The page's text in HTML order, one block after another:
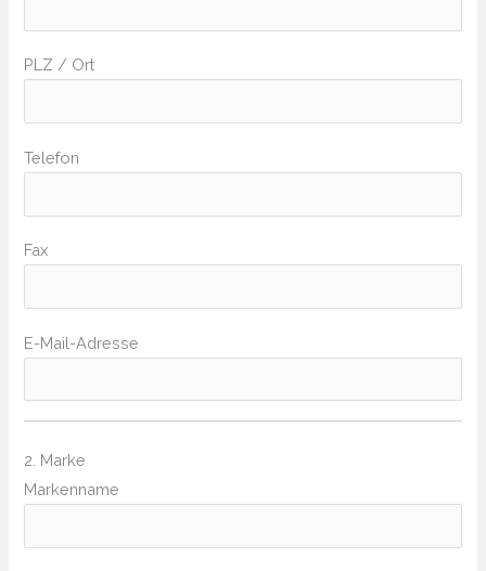
PLZ / Ort
Telefon
Fax
E-Mail-Adresse
2. Marke
Markenname